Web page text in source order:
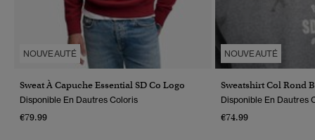
NOUVEAUTÉ
Sweat À Capuche Essential SD Co Logo
Disponible En Dautres Coloris
€79.99
NOUVEAUTÉ
Sweatshirt Col Rond
Disponible En Dautres
€74.99